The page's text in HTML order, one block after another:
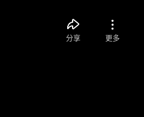
分享 更多